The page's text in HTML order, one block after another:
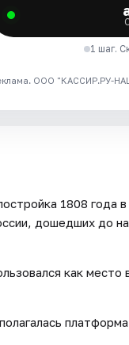
1 шаг.
ООО "КАССИР.РУ-
1808 года
дошедших до
как место